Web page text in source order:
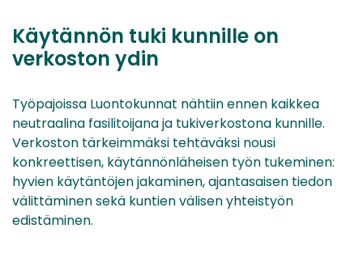
Käytännön tuki kunnille on
verkoston ydin
Työpajoissa Luontokunnat nähtiin ennen kaikkea
neutraalina fasilitoijana ja tukiverkostona kunnille.
Verkoston tärkeimmäksi tehtäväksi nousi
konkreettisen, käytännönläheisen työn tukeminen:
hyvien käytäntöjen jakaminen, ajantasaisen tiedon
välittäminen sekä kuntien välisen yhteistyön
edistäminen.